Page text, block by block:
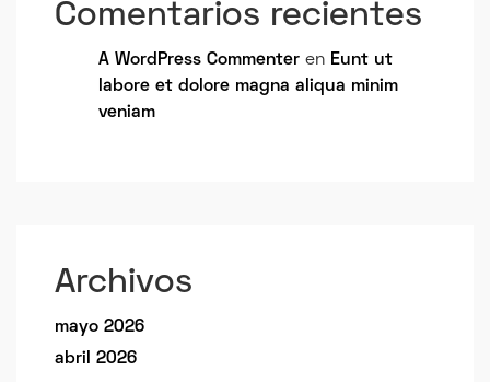
Comentarios recientes
A WordPress Commenter en Eunt ut
labore et dolore magna aliqua minim
veniam
Archivos
mayo 2026
abril 2026